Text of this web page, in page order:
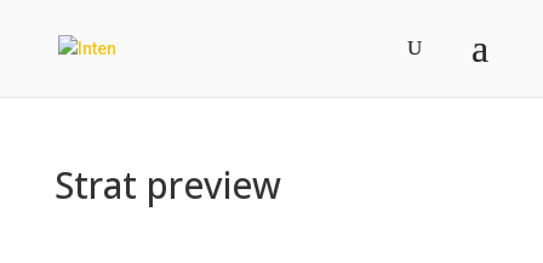
Strat preview